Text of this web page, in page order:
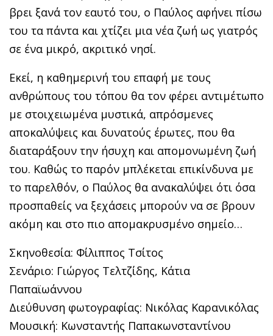
βρει ξανά τον εαυτό του, ο Παύλος αφήνει πίσω
του τα πάντα και χτίζει μια νέα ζωή ως γιατρός
σε ένα μικρό, ακριτικό νησί.
Εκεί, η καθημερινή του επαφή με τους
ανθρώπους του τόπου θα τον φέρει αντιμέτωπο
με στοιχειωμένα μυστικά, απρόσμενες
αποκαλύψεις και δυνατούς έρωτες, που θα
διαταράξουν την ήσυχη και απομονωμένη ζωή
του. Καθώς το παρόν μπλέκεται επικίνδυνα με
το παρελθόν, ο Παύλος θα ανακαλύψει ότι όσα
προσπαθείς να ξεχάσεις μπορούν να σε βρουν
ακόμη και στο πιο απομακρυσμένο σημείο…
Σκηνοθεσία: Φίλιππος Τσίτος
Σενάριο: Γιώργος Τελτζίδης, Κάτια
Παπαϊωάννου
Διεύθυνση φωτογραφίας: Νικόλας Καρανικόλας
Μουσική: Κωνσταντής Παπακωνσταντίνου